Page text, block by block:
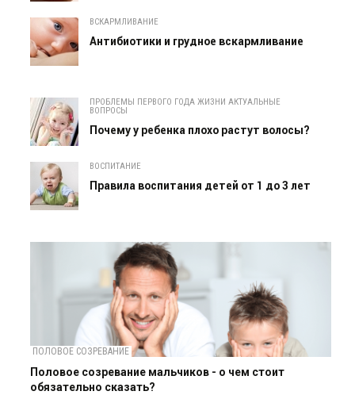
ВСКАРМЛИВАНИЕ
Антибиотики и грудное вскармливание
ПРОБЛЕМЫ ПЕРВОГО ГОДА ЖИЗНИ АКТУАЛЬНЫЕ
ВОПРОСЫ
Почему у ребенка плохо растут волосы?
ВОСПИТАНИЕ
Правила воспитания детей от 1 до 3 лет
ПОЛОВОЕ СОЗРЕВАНИЕ
Половое созревание мальчиков - о чем стоит
обязательно сказать?